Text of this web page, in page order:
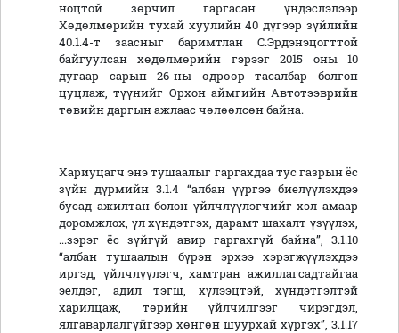
ноцтой зөрчил гаргасан үндэслэлээр
Xөдөлмөрийн тухай хуулийн 40 дүгээр зүйлийн
40.1.4-т заасныг баримтлан С.Эрдэнэцогттой
байгуулсан хөдөлмөрийн гэрээг 2015 оны 10
дугаар сарын 26-ны өдрөөр тасалбар болгон
цуцлаж, түүнийг Орхон аймгийн Автотээврийн
төвийн даргын ажлаас чөлөөлсөн байна.
Хариуцагч энэ тушаалыг гаргахдаа тус газрын ёс
зүйн дүрмийн 3.1.4 “албан үүргээ биелүүлэхдээ
бусад ажилтан болон үйлчлүүлэгчийг хэл амаар
доромжлох, үл хүндэтгэх, дарамт шахалт үзүүлэх,
...зэрэг ёс зүйгүй авир гаргахгүй байна”, 3.1.10
“албан тушаалын бүрэн эрхээ хэрэгжүүлэхдээ
иргэд, үйлчлүүлэгч, хамтран ажиллагсадтайгаа
эелдэг, адил тэгш, хүлээцтэй, хүндэтгэлтэй
харилцаж, төрийн үйлчилгээг чирэгдэл,
ялгаварлалгүйгээр хөнгөн шуурхай хүргэх”, 3.1.17